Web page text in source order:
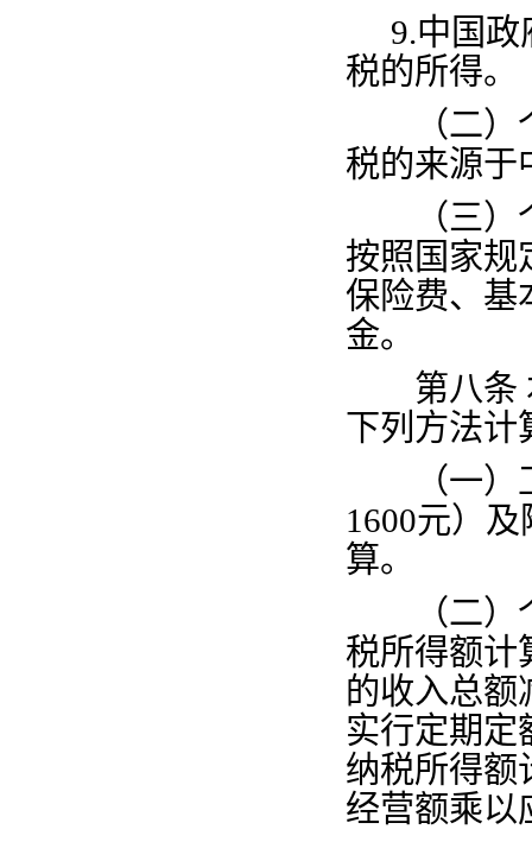
9.中国政
税的所得。
（二）个
税的来源于
（三）个
按照国家规
保险费、基
金。
第八条
下列方法计
（一）工
1600元）及
算。
（二）个
税所得额计
的收入总额
实行定期定
纳税所得额
经营额乘以